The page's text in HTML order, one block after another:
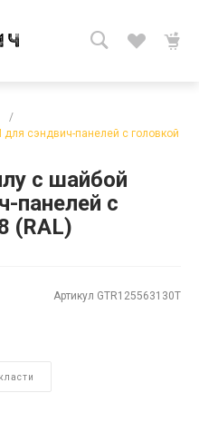
/
сэндвич-панелей с головкой
с шайбой
панелей с
(RAL)
Артикул GTR125563130T